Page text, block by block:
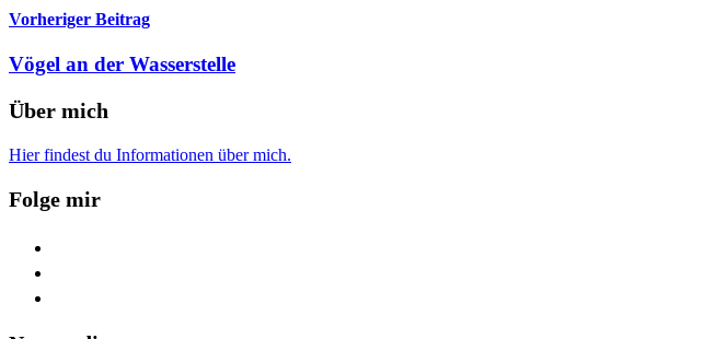
Vorheriger Beitrag
Vögel an der Wasserstelle
Über mich
Hier findest du Informationen über mich.
Folge mir